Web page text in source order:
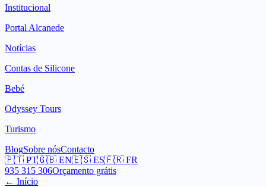
Institucional
Portal Alcanede
Notícias
Contas de Silicone
Bebé
Odyssey Tours
Turismo
BlogSobre nósContacto
🇵🇹 PT🇬🇧 EN🇪🇸 ES🇫🇷 FR
935 315 306Orçamento grátis
← Início